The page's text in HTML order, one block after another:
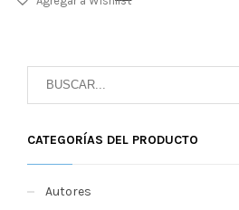
CATEGORÍAS DEL PRODUCTO
Autores